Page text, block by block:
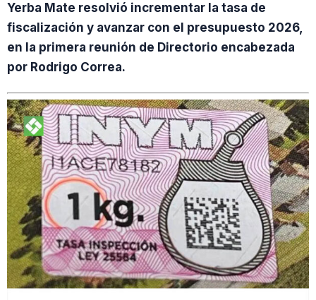
Yerba Mate resolvió incrementar la tasa de
fiscalización y avanzar con el presupuesto 2026,
en la primera reunión de Directorio encabezada
por Rodrigo Correa.